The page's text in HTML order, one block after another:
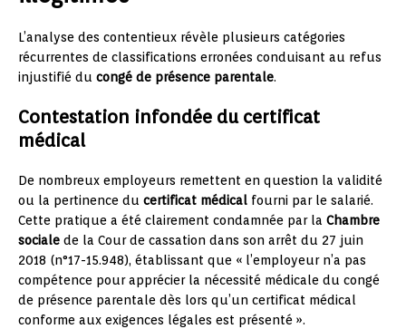
L’analyse des contentieux révèle plusieurs catégories
récurrentes de classifications erronées conduisant au refus
injustifié du congé de présence parentale.
Contestation infondée du certificat
médical
De nombreux employeurs remettent en question la validité
ou la pertinence du certificat médical fourni par le salarié.
Cette pratique a été clairement condamnée par la Chambre
sociale de la Cour de cassation dans son arrêt du 27 juin
2018 (n°17-15.948), établissant que « l’employeur n’a pas
compétence pour apprécier la nécessité médicale du congé
de présence parentale dès lors qu’un certificat médical
conforme aux exigences légales est présenté ».